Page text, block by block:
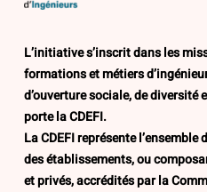
L’initiative s’inscrit dans les
formations et métiers
d’ouverture sociale, de diversité
porte la CDEFI.
La CDEFI représente
des établissements, ou
et privés, accrédités par la